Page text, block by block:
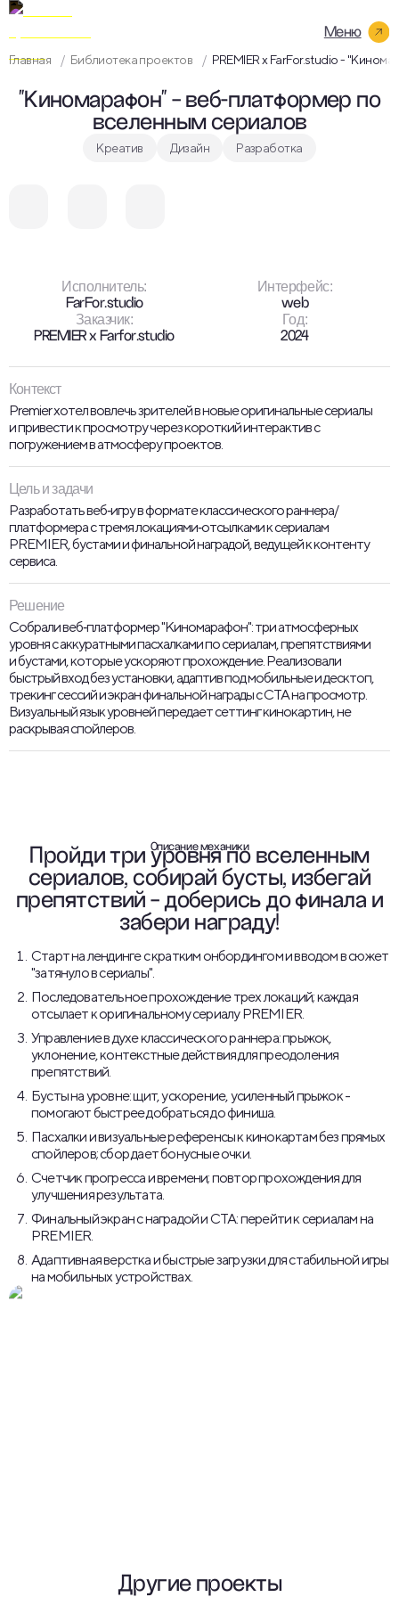
На
Главная
Библиотека проектов PREMIER х FarFor.studio -
"Киномарафон" - веб‑платформер по
вселенным сериалов
Креатив Дизайн Разработка
Исполнитель:
FarFor.studio
Заказчик:
PREMIER х Farfor.studio
Интерфейс:
web
Год:
2024
Контекст
Premier хотел вовлечь зрителей в новые оригинальные сериалы
и привести к просмотру через короткий интерактив с
погружением в атмосферу проектов.
Цель и задачи
Разработать веб‑игру в формате классического раннера/
платформера с тремя локациями‑отсылками к сериалам
PREMIER, бустами и финальной наградой, ведущей к контенту
сервиса.
Решение
Собрали веб‑платформер "Киномарафон": три атмосферных
уровня с аккуратными пасхалками по сериалам, препятствиями
и бустами, которые ускоряют прохождение. Реализовали
быстрый вход без установки, адаптив под мобильные и десктоп,
трекинг сессий и экран финальной награды с CTA на просмотр.
Визуальный язык уровней передает сеттинг кинокартин, не
раскрывая спойлеров.
Описание механики
Пройди три уровня по вселенным
сериалов, собирай бусты, избегай
препятствий - доберись до финала и
забери награду!
Старт на лендинге с кратким онбордингом и вводом в сюжет
"затянуло в сериалы".
Последовательное прохождение трех локаций; каждая
отсылает к оригинальному сериалу PREMIER.
Управление в духе классического раннера: прыжок,
уклонение, контекстные действия для преодоления
препятствий.
Бусты на уровне: щит, ускорение, усиленный прыжок -
помогают быстрее добраться до финиша.
Пасхалки и визуальные референсы к кинокартам без прямых
спойлеров; сбор дает бонусные очки.
Счетчик прогресса и времени; повтор прохождения для
улучшения результата.
Финальный экран с наградой и CTA: перейти к сериалам на
PREMIER.
Адаптивная верстка и быстрые загрузки для стабильной игры
на мобильных устройствах.
Другие проекты